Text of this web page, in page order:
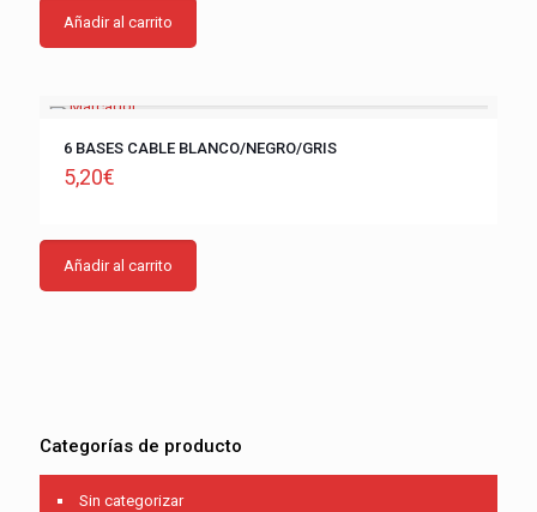
Añadir al carrito
6 BASES CABLE BLANCO/NEGRO/GRIS
5,20€
Añadir al carrito
Categorías de producto
Sin categorizar